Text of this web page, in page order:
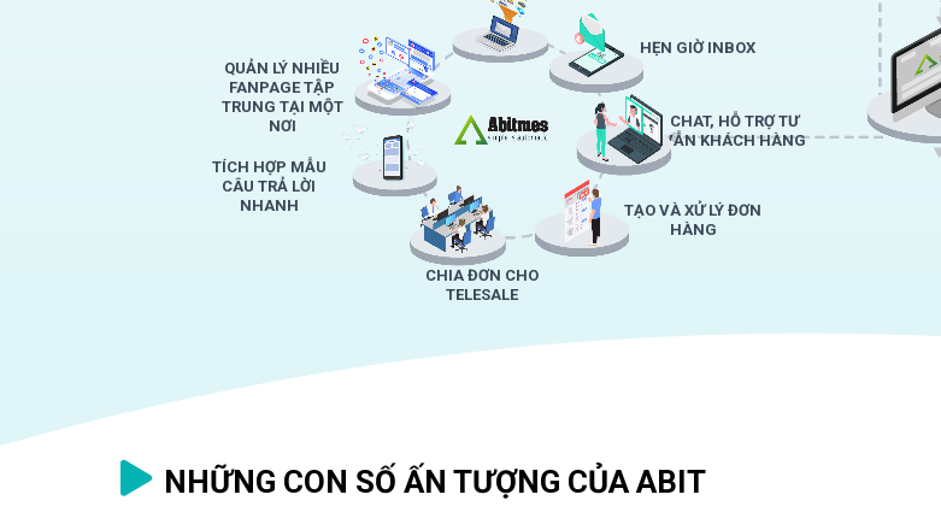
CHAT, HỖ TRỢ TƯ
VẪN KHÁCH HÀNG
HẸN GIỜ INBOX
TẠO VÀ XỬ LÝ ĐƠN
HÀNG
CHIA ĐƠN CHO
TELESALE
QUẢN LÝ NHIỀU
FANPAGE TẬP
TRUNG TẠI MỘT
NƠI
TÍCH HỢP MẪU
CÂU TRẢ LỜI
NHANH
NHỮNG CON SỐ ẤN TƯỢNG CỦA ABIT